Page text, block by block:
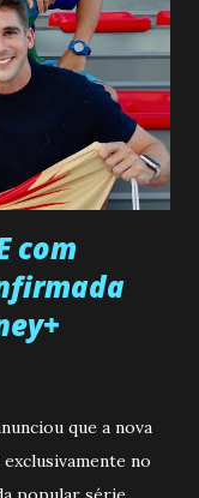
lo. Manuel avisa a
com Joana.
suspeitas pelo
que ele poderia
informa a Gabriel
paciente, que está
com
que a nova
no